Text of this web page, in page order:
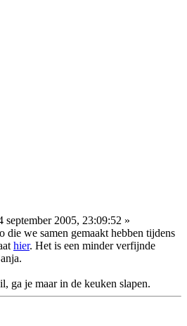
september 2005, 23:09:52 »
die we samen gemaakt hebben tijdens
hier. Het is een minder verfijnde
ga je maar in de keuken slapen.